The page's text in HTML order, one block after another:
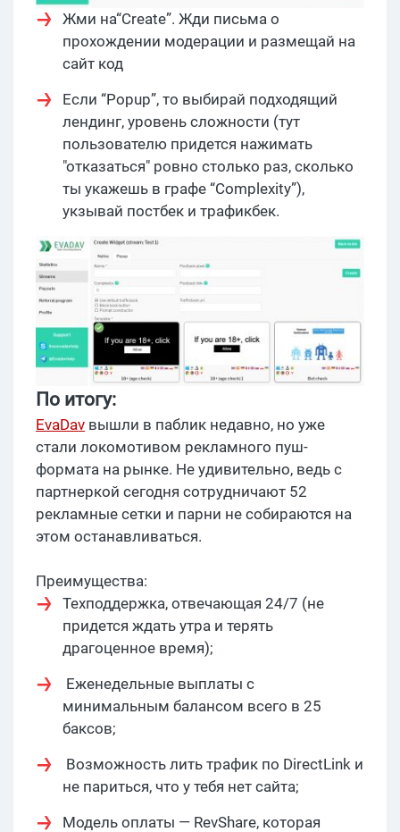
Жми на“Create”. Жди письма о
прохождении модерации и размещай на
сайт код
Если “Popup”, то выбирай подходящий
лендинг, уровень сложности (тут
пользователю придется нажимать
"отказаться" ровно столько раз, сколько
ты укажешь в графе “Complexity”),
укзывай постбек и трафикбек.
По итогу:
EvaDav вышли в паблик недавно, но уже
стали локомотивом рекламного пуш-
формата на рынке. Не удивительно, ведь с
партнеркой сегодня сотрудничают 52
рекламные сетки и парни не собираются на
этом останавливаться.
Преимущества:
Техподдержка, отвечающая 24/7 (не
придется ждать утра и терять
драгоценное время);
Еженедельные выплаты с
минимальным балансом всего в 25
баксов;
Возможность лить трафик по DirectLink и
не париться, что у тебя нет сайта;
Модель оплаты — RevShare, которая